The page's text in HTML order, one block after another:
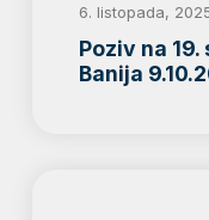
6. listopada,
Poziv na
Banija